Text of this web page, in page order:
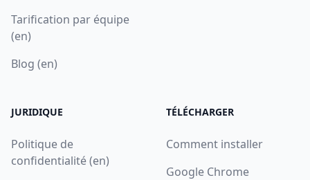
Tarification par équipe
(en)
Blog (en)
JURIDIQUE
Politique de
confidentialité (en)
TÉLÉCHARGER
Comment installer
Google Chrome